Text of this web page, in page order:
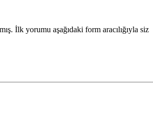
İlk yorumu aşağıdaki form aracılığıyla siz